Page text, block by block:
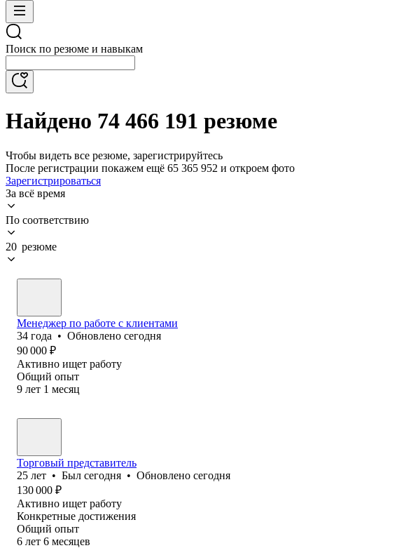
Поиск по резюме и навыкам
Найдено 74 466 191 резюме
Чтобы видеть все резюме, зарегистрируйтесь
После регистрации покажем ещё 65 365 952 и откроем фото
Зарегистрироваться
За всё время
По соответствию
20 резюме
Менеджер по работе с клиентами
34 года • Обновлено сегодня
90 000 ₽
Активно ищет работу
Общий опыт
9 лет 1 месяц
Торговый представитель
25 лет • Был сегодня • Обновлено сегодня
130 000 ₽
Активно ищет работу
Конкретные достижения
Общий опыт
6 лет 6 месяцев